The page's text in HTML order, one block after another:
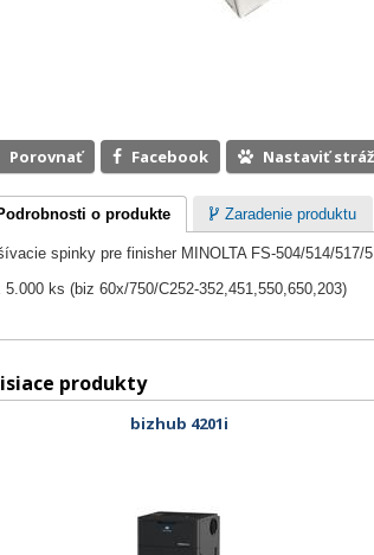
Porovnať Facebook Nastaviť
o produkte Zaradenie produktu
spinky pre finisher MINOLTA FS-504/514/517/
5.000 ks (biz 60x/750/C252-352,451,550,650,203)
produkty
bizhub 4201i